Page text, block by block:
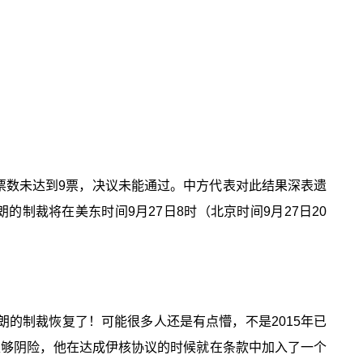
未达到9票，决议未能通过。中方代表对此结果深表遗
制裁将在美东时间9月27日8时（北京时间9月27日20
制裁恢复了！可能很多人还是有点懵，不是2015年已
阴险，他在达成伊核协议的时候就在条款中加入了一个